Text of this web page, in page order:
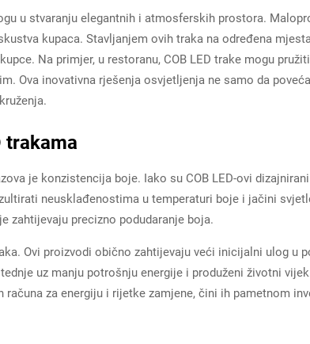
u stvaranju elegantnih i atmosferskih prostora.
kupaca. Stavljanjem ovih traka na određena
Na primjer, u restoranu, COB LED trake mogu
Ova inovativna rješenja osvjetljenja ne samo da
trakama
je konzistencija boje. Iako su COB LED-ovi
neusklađenostima u temperaturi boje i jačini
zahtijevaju precizno podudaranje boja.
Ovi proizvodi obično zahtijevaju veći inicijalni ulog u
uz manju potrošnju energije i produženi životni
za energiju i rijetke zamjene, čini ih pametnom